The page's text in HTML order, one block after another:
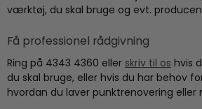
værktøj, du skal bruge og evt.
Få professionel rådgivning
Ring på 4343 4360 eller skriv til os hvis
du skal bruge, eller hvis du har behov
hvordan du laver punktrenovering eller